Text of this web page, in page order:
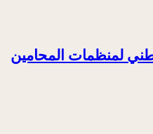
لمنظمات المحامين